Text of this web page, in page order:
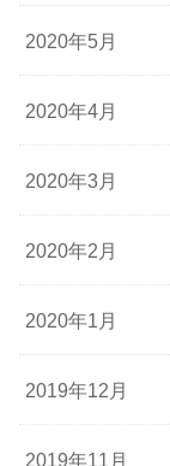
2020年5月
2020年4月
2020年3月
2020年2月
2020年1月
2019年12月
2019年11月